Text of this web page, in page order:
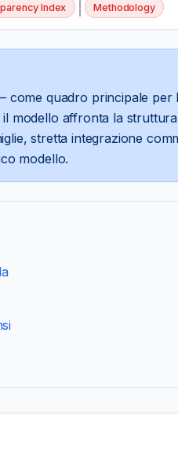
Index Methodology
come quadro principale per
il modello affronta la
stretta integrazione
modello.